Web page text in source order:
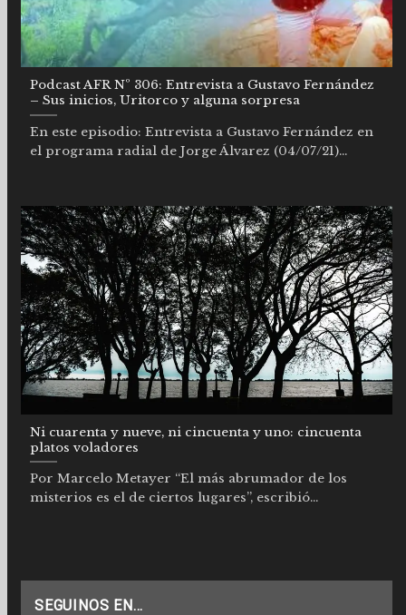
Podcast AFR Nº 306: Entrevista a Gustavo Fernández
– Sus inicios, Uritorco y alguna sorpresa
En este episodio: Entrevista a Gustavo Fernández en
el programa radial de Jorge Álvarez (04/07/21)...
Ni cuarenta y nueve, ni cincuenta y uno: cincuenta
platos voladores
Por Marcelo Metayer “El más abrumador de los
misterios es el de ciertos lugares”, escribió...
SEGUINOS EN…